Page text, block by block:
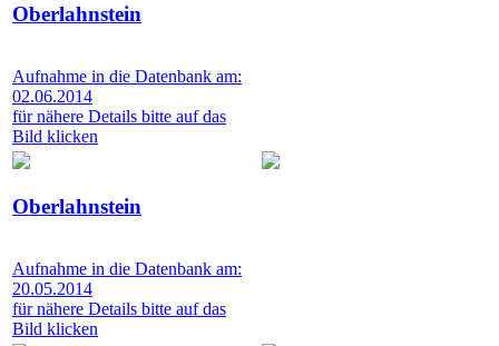
Oberlahnstein
Aufnahme in die Datenbank am:
02.06.2014
für nähere Details bitte auf das
Bild klicken
Oberlahnstein
Aufnahme in die Datenbank am:
20.05.2014
für nähere Details bitte auf das
Bild klicken